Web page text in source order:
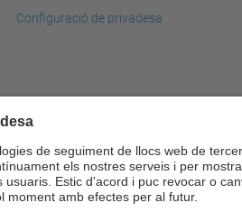
Configuració de privadesa